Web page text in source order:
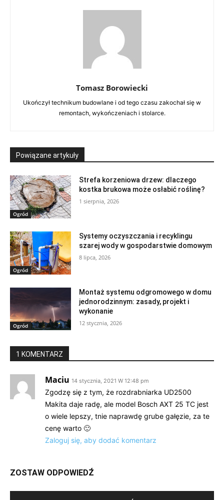
Tomasz Borowiecki
Ukończył technikum budowlane i od tego czasu zakochał się w
remontach, wykończeniach i stolarce.
Powiązane artykuły
Ogród
Strefa korzeniowa drzew: dlaczego
kostka brukowa może osłabić roślinę?
1 sierpnia, 2026
Ogród
Systemy oczyszczania i recyklingu
szarej wody w gospodarstwie domowym
8 lipca, 2026
Ogród
Montaż systemu odgromowego w domu
jednorodzinnym: zasady, projekt i
wykonanie
12 stycznia, 2026
1 KOMENTARZ
Maciu 14 stycznia, 2021 W 12:48 pm
Zgodzę się z tym, że rozdrabniarka UD2500
Makita daje radę, ale model Bosch AXT 25 TC jest
o wiele lepszy, tnie naprawdę grube gałęzie, za te
cenę warto 🙂
Zaloguj się, aby dodać komentarz
ZOSTAW ODPOWIEDŹ